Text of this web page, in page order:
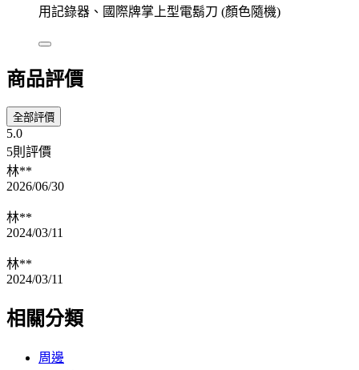
用記錄器、國際牌掌上型電鬍刀 (顏色隨機)
商品評價
全部評價
5.0
5則評價
林**
2026/06/30
林**
2024/03/11
林**
2024/03/11
相關分類
周邊